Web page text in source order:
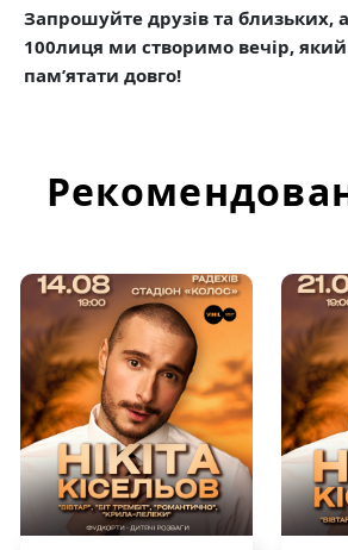
Запрошуйте друзів та близьких,
100лиця ми створимо вечір, який
пам’ятати довго!